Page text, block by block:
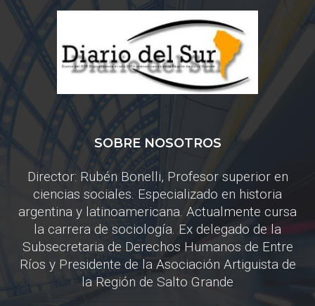
SOBRE NOSOTROS
Director: Rubén Bonelli, Profesor superior en
ciencias sociales. Especializado en historia
argentina y latinoamericana. Actualmente cursa
la carrera de sociología. Ex delegado de la
Subsecretaria de Derechos Humanos de Entre
Ríos y Presidente de la Asociación Artiguista de
la Región de Salto Grande